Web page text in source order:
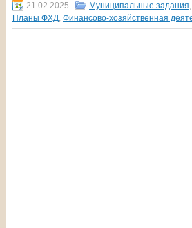
21.02.2025 Муниципальные задания,
Планы ФХД, Финансово-хозяйственная